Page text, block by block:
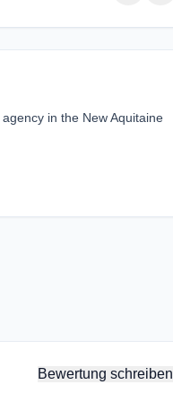
in the New Aquitaine
Bewertung schreiben